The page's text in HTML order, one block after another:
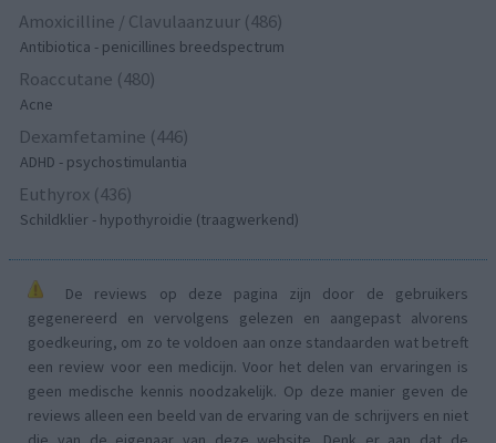
Amoxicilline / Clavulaanzuur (486)
Antibiotica - penicillines breedspectrum
Roaccutane (480)
Acne
Dexamfetamine (446)
ADHD - psychostimulantia
Euthyrox (436)
Schildklier - hypothyroidie (traagwerkend)
De reviews op deze pagina zijn door de gebruikers
gegenereerd en vervolgens gelezen en aangepast alvorens
goedkeuring, om zo te voldoen aan onze standaarden wat betreft
een review voor een medicijn. Voor het delen van ervaringen is
geen medische kennis noodzakelijk. Op deze manier geven de
reviews alleen een beeld van de ervaring van de schrijvers en niet